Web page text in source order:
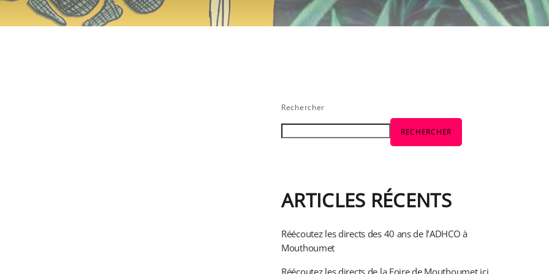
Rechercher
RECHERCHER
ARTICLES RÉCENTS
Réécoutez les directs des 40 ans de l’ADHCO à
Mouthoumet
Réécoutez les directs de la Foire de Mouthoumet ici